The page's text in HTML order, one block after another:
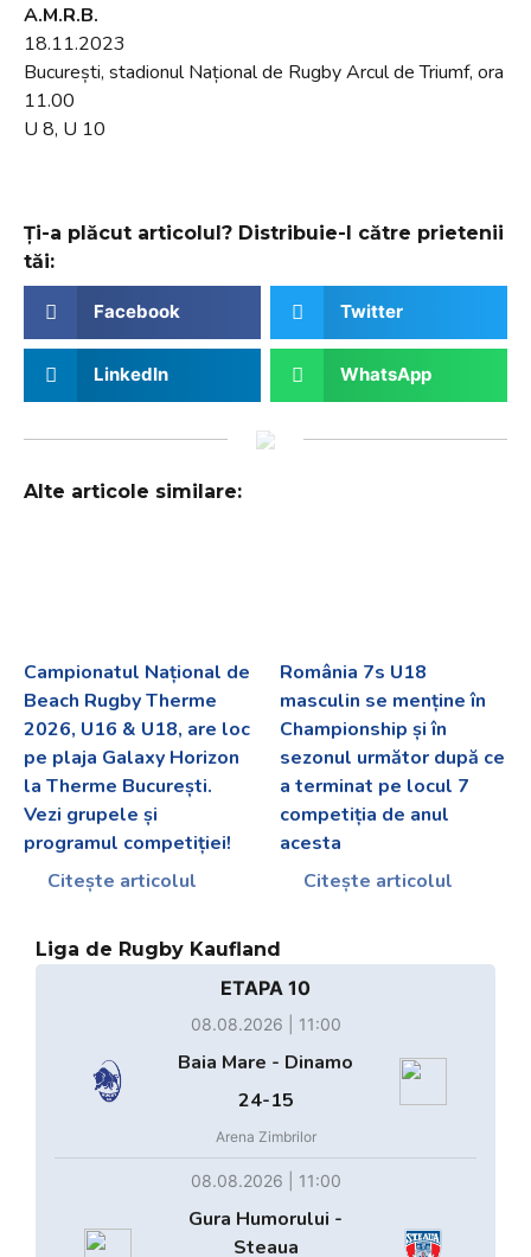
A.M.R.B.
18.11.2023
București, stadionul Național de Rugby Arcul de Triumf, ora
11.00
U 8, U 10
Ți-a plăcut articolul? Distribuie-l către prietenii
tăi:
Facebook Twitter
LinkedIn WhatsApp
Alte articole similare:
Campionatul Național de
Beach Rugby Therme
2026, U16 & U18, are loc
pe plaja Galaxy Horizon
la Therme București.
Vezi grupele și
programul competiției!
Citește articolul
România 7s U18
masculin se menține în
Championship și în
sezonul următor după ce
a terminat pe locul 7
competiția de anul
acesta
Citește articolul
Liga de Rugby Kaufland
ETAPA 10
08.08.2026 | 11:00
Baia Mare - Dinamo
24-15
Arena Zimbrilor
08.08.2026 | 11:00
Gura Humorului -
Steaua